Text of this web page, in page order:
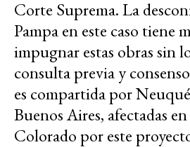
Corte Suprema. La
Pampa en este caso tiene
impugnar estas obras sin
consulta previa y
es compartida por
Buenos Aires, afectadas
Colorado por este